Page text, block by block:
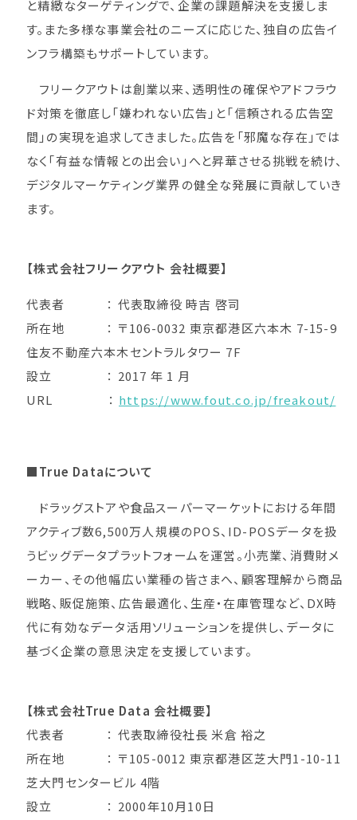
と精緻なターゲティングで、企業の課題解決を支援しま
す。また多様な事業会社のニーズに応じた、独自の広告イ
ンフラ構築もサポートしています。
フリークアウトは創業以来、透明性の確保やアドフラウ
ド対策を徹底し「嫌われない広告」と「信頼される広告空
間」の実現を追求してきました。広告を「邪魔な存在」では
なく「有益な情報との出会い」へと昇華させる挑戦を続け、
デジタルマーケティング業界の健全な発展に貢献していき
ます。
【株式会社フリークアウト 会社概要】
代表者 ： 代表取締役 時吉 啓司
所在地 ： 〒106-0032 東京都港区六本木 7-15-9
住友不動産六本木セントラルタワー 7F
設立 ： 2017 年 1 月
URL ： https://www.fout.co.jp/freakout/
■True Dataについて
ドラッグストアや食品スーパーマーケットにおける年間
アクティブ数6,500万人規模のPOS、ID-POSデータを扱
うビッグデータプラットフォームを運営。小売業、消費財メ
ーカー、その他幅広い業種の皆さまへ、顧客理解から商品
戦略、販促施策、広告最適化、生産・在庫管理など、DX時
代に有効なデータ活用ソリューションを提供し、データに
基づく企業の意思決定を支援しています。
【株式会社True Data 会社概要】
代表者 ： 代表取締役社長 米倉 裕之
所在地 ： 〒105-0012 東京都港区芝大門1-10-11
芝大門センタービル 4階
設立 ： 2000年10月10日